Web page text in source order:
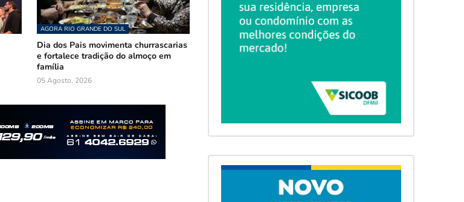
AGORA RIO GRANDE DO SUL
Dia dos Pais movimenta churrascarias
e fortalece tradição do almoço em
família
05 Agosto, 2026